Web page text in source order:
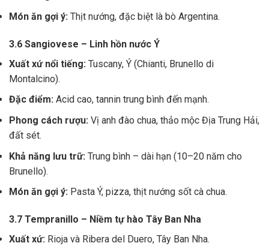
Món ăn gợi ý: Thịt nướng, đặc biệt là bò Argentina.
3.6 Sangiovese – Linh hồn nước Ý
Xuất xứ nổi tiếng: Tuscany, Ý (Chianti, Brunello di
Montalcino).
Đặc điểm: Acid cao, tannin trung bình đến mạnh.
Phong cách rượu: Vị anh đào chua, thảo mộc Địa Trung Hải,
đất sét.
Khả năng lưu trữ: Trung bình – dài hạn (10–20 năm cho
Brunello).
Món ăn gợi ý: Pasta Ý, pizza, thịt nướng sốt cà chua.
3.7 Tempranillo – Niềm tự hào Tây Ban Nha
Xuất xứ: Rioja và Ribera del Duero, Tây Ban Nha.